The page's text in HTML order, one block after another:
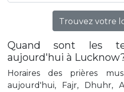
Trouvez votre
Quand sont les
aujourd'hui à
Horaires des prières
aujourd'hui, Fajr, Dhuhr,